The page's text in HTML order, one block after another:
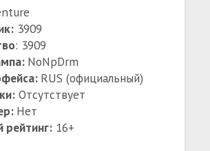
3909
: 3909
NoNpDrm
RUS (официальный)
Отсутствует
Нет
рейтинг: 16+